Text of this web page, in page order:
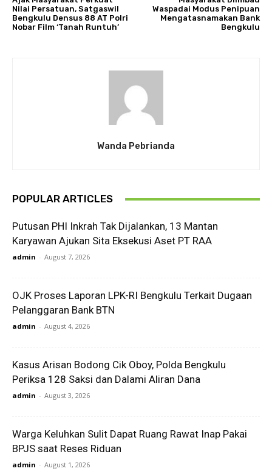
Nilai Persatuan, Satgaswil
Bengkulu Densus 88 AT Polri
Nobar Film ‘Tanah Runtuh’
Waspadai Modus Penipuan
Mengatasnamakan Bank
Bengkulu
Wanda Pebrianda
POPULAR ARTICLES
Putusan PHI Inkrah Tak Dijalankan, 13 Mantan
Karyawan Ajukan Sita Eksekusi Aset PT RAA
admin - August 7, 2026
OJK Proses Laporan LPK-RI Bengkulu Terkait Dugaan
Pelanggaran Bank BTN
admin - August 4, 2026
Kasus Arisan Bodong Cik Oboy, Polda Bengkulu
Periksa 128 Saksi dan Dalami Aliran Dana
admin - August 3, 2026
Warga Keluhkan Sulit Dapat Ruang Rawat Inap Pakai
BPJS saat Reses Riduan
admin - August 1, 2026